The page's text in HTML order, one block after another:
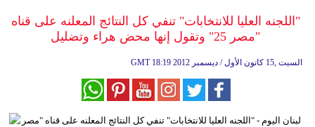
وموسيقى
"اللجنه العليا للانتخابات" تنفي كل النتائج المعلنه على قناه
"مصر 25" وتقول إنها محض هراء وتضليل
GMT 18:19 2012 السبت ,15 كانون الأول / ديسمبر